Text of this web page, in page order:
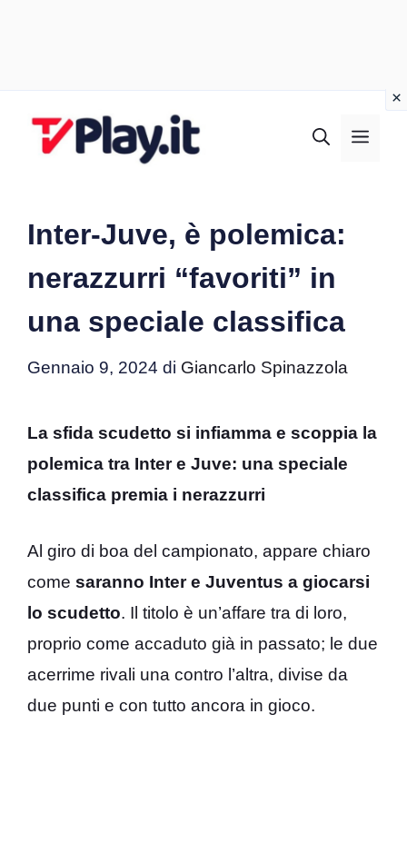
Inter-Juve, è polemica:
nerazzurri “favoriti” in
una speciale classifica
Gennaio 9, 2024 di Giancarlo Spinazzola
La sfida scudetto si infiamma e scoppia la
polemica tra Inter e Juve: una speciale
classifica premia i nerazzurri
Al giro di boa del campionato, appare chiaro
come saranno Inter e Juventus a giocarsi
lo scudetto. Il titolo è un’affare tra di loro,
proprio come accaduto già in passato; le due
acerrime rivali una contro l’altra, divise da
due punti e con tutto ancora in gioco.